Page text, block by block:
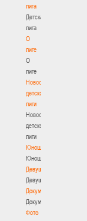
лига
Детская
лига
О
лиге
О
лиге
Новости
детской
лиги
Новости
детской
лиги
Юноши
Юноши
Девушки
Девушки
Документы
Документы
Фото